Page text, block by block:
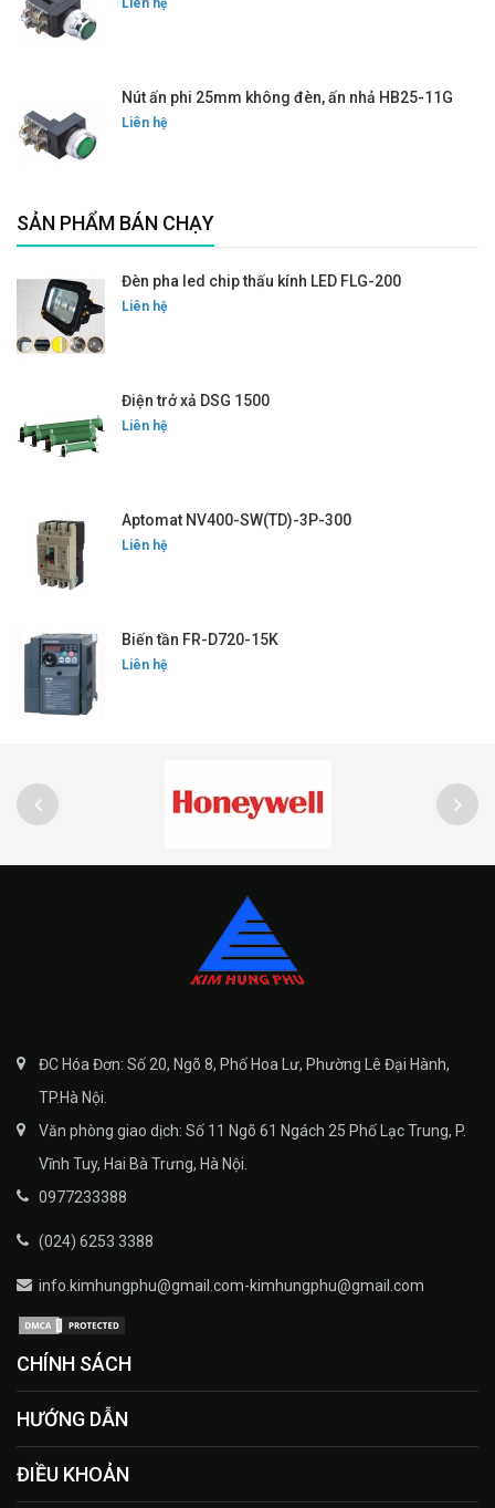
Liên hệ
Nút ấn phi 25mm không đèn, ấn nhả HB25-11G
Liên hệ
SẢN PHẨM BÁN CHẠY
Đèn pha led chip thấu kính LED FLG-200
Liên hệ
Điện trở xả DSG 1500
Liên hệ
Aptomat NV400-SW(TD)-3P-300
Liên hệ
Biến tần FR-D720-15K
Liên hệ
ĐC Hóa Đơn: Số 20, Ngõ 8, Phố Hoa Lư, Phường Lê Đại Hành,
TP.Hà Nội.
Văn phòng giao dịch: Số 11 Ngõ 61 Ngách 25 Phố Lạc Trung, P.
Vĩnh Tuy, Hai Bà Trưng, Hà Nội.
0977233388
(024) 6253 3388
info.kimhungphu@gmail.com-kimhungphu@gmail.com
CHÍNH SÁCH
HƯỚNG DẪN
ĐIỀU KHOẢN